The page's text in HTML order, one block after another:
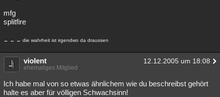
mfg
splitfire
← ← ← die wahrheit ist irgendwo da draussen
violent 12.12.2005 um 18:08
ehemaliges Mitglied
Ich habe mal von so etwas ähnlichem wie du beschreibst gehört
halte es aber für völligen Schwachsinn!